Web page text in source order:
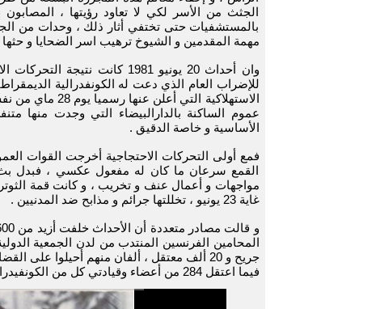
الجثث من الأسر لكي لا تعاود رؤيتها ،
بالمستشفيات حتى تختفي أثار ذلك ، وحدات من
مهمة المقدمين و الشيوخ ترهيب اسر الضحايا و
وان أحداث 20 يونيو 1981 كانت
للإضراب العام الذي دعت له الكونفدرالية
الاستهلاكية
عموم الساكنة بالدارالبيضاء التي وجدت منها
الأساسية و خاصة الدقيق .
فمع أولى التحركات الاحتجاجية أخرجت القوات
القمع سرعان ما كان له مفعول عكسي ، فبدل
مواجهات و أعمال عنف و تخريب ، و كانت قمة الثوتر
غاية 23 يونيو ، تخللتها جرائم و مذابح ضد المدنيين .
جريح و 20 ألف معتقل ، ألفان منهم أحيلوا على القضاء نالوا أحكاما بلغت عشر سنوات سجنا .
فيما اعتقل 284 من أعضاء وقيادتي كل من الكونفيدرالية للشغل و اتحاد الاشتراكي للقوات الشعبية.